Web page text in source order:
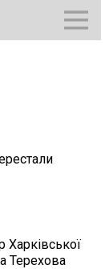
Харківської
Терехова